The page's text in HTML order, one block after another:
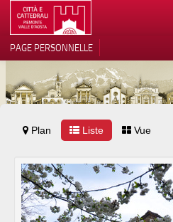
TERRITOIRE
ARCHITECTURE
MUSÉES
EVÉNEMENTS
ACCUEIL
PAGE PERSONNELLE
Plan Liste Vue
Notification lors de la
Vos choix